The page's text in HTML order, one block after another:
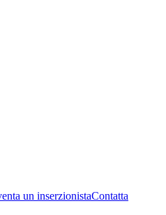
un inserzionistaContatta